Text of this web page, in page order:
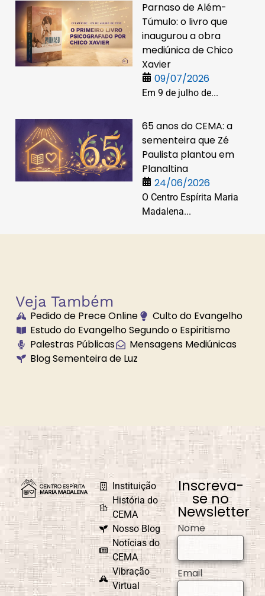
Parnaso de Além-
Túmulo: o livro que
inaugurou a obra
mediúnica de Chico
Xavier
09/07/2026
Em 9 de julho de...
65 anos do CEMA: a
sementeira que Zé
Paulista plantou em
Planaltina
24/06/2026
O Centro Espírita Maria
Madalena...
Veja Também
Pedido de Prece Online
Culto do Evangelho
Estudo do Evangelho Segundo o Espiritismo
Palestras Públicas
Mensagens Mediúnicas
Blog Sementeira de Luz
Instituição
História do
CEMA
Nosso Blog
Notícias do
CEMA
Vibração
Virtual
Inscreva-
se no
Newsletter
Nome
Email